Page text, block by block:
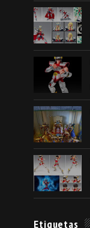
Etiquetas